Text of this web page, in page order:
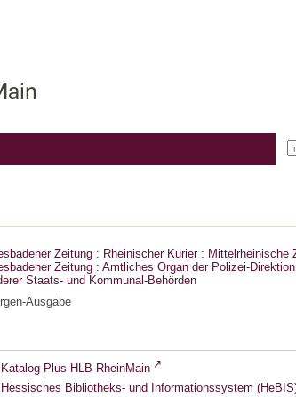
Zeitung : Rheinischer Kurier : Mittelrheinische
Zeitung : Amtliches Organ der Polizei-
Staats- und Kommunal-Behörden
Ausgabe
Katalog Plus HLB RheinMain
Hessisches Bibliotheks- und Informationssystem